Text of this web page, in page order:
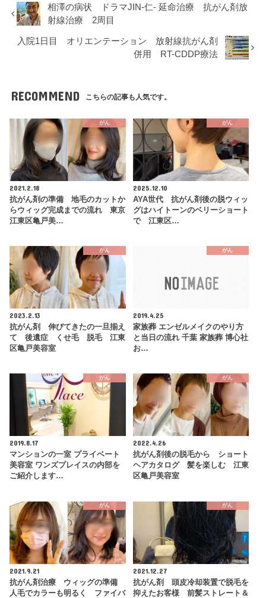
相澤の病状 ドラマJIN-仁- 延命治療 抗がん剤放
射線治療 2周目
入院1日目 オリエンテーション 放射線抗がん剤
併用 RT-CDDP療法
RECOMMEND こちらの記事も人気です。
がん
2021.2.18
抗がん剤の準備 地毛のカットか
らウィッグ完成までの流れ 東京
江東区亀戸美…
がん
2025.12.10
AYA世代 抗がん剤後の脱ウィッ
グはハイトーンのベリーショート
で 江東区…
がん
2023.2.13
抗がん剤 伸びてきたの一旦揃え
て 後遺症 くせ毛 脱毛 江東
区亀戸美容室
がん
2019.4.25
家族葬 エンゼルメイクのやり方
と当日の流れ 千葉 家族葬 博心社
お…
がん
2019.8.17
マンションの一室 プライベート
美容室 ワンズプレイスの内部を
ご紹介します…
がん
2022.4.26
抗がん剤後の脱毛から ショート
ヘアカタログ 髪を楽しむ 江東
区亀戸美容室
がん
2021.9.21
抗がん剤治療 ウィッグの準備
人毛でカラーも明るく ファイバ
がん
2021.12.27
抗がん剤 頭皮冷却装置で脱毛を
抑えたお客様 前髪ストレート＆